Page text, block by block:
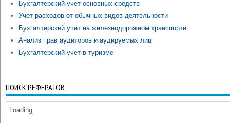
Бухгалтерский учет основных средств
Учет расходов от обычных видов деятельности
Бухгалтерский учет на железнодорожном транспорте
Анализ прав аудиторов и аудируемых лиц
Бухгалтерский учет в туризме
ПОИСК РЕФЕРАТОВ
Loading